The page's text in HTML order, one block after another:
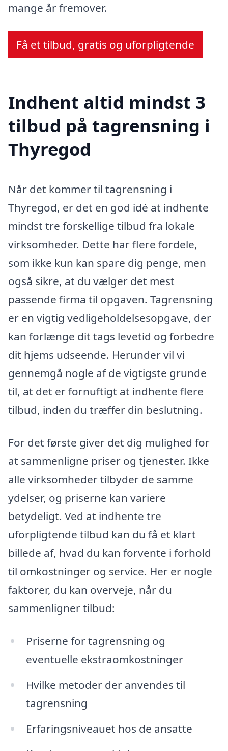
mange år fremover.
Få et tilbud, gratis og uforpligtende
Indhent altid mindst 3
tilbud på tagrensning i
Thyregod
Når det kommer til tagrensning i
Thyregod, er det en god idé at indhente
mindst tre forskellige tilbud fra lokale
virksomheder. Dette har flere fordele,
som ikke kun kan spare dig penge, men
også sikre, at du vælger det mest
passende firma til opgaven. Tagrensning
er en vigtig vedligeholdelsesopgave, der
kan forlænge dit tags levetid og forbedre
dit hjems udseende. Herunder vil vi
gennemgå nogle af de vigtigste grunde
til, at det er fornuftigt at indhente flere
tilbud, inden du træffer din beslutning.
For det første giver det dig mulighed for
at sammenligne priser og tjenester. Ikke
alle virksomheder tilbyder de samme
ydelser, og priserne kan variere
betydeligt. Ved at indhente tre
uforpligtende tilbud kan du få et klart
billede af, hvad du kan forvente i forhold
til omkostninger og service. Her er nogle
faktorer, du kan overveje, når du
sammenligner tilbud:
Priserne for tagrensning og
eventuelle ekstraomkostninger
Hvilke metoder der anvendes til
tagrensning
Erfaringsniveauet hos de ansatte